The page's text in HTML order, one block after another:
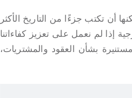
أن تكتب جزءًا من التاريخ الأكثر
إذا لم نعمل على تعزيز كفاءاتنا
مستنيرة بشأن العقود والمشتريات،